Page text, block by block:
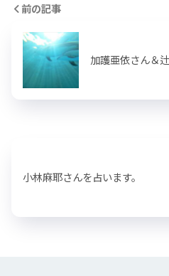
前の記事
加護亜依さん＆
小林麻耶さんを占います。